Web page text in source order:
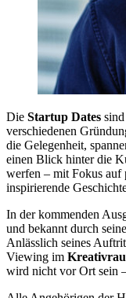
Die Startup Dates
verschiedenen
die Gelegenheit,
einen Blick hinter die
werfen – mit Fokus auf
inspirierende
In der kommenden
und bekannt durch
Anlässlich seines
Viewing im
wird nicht vor Ort sein